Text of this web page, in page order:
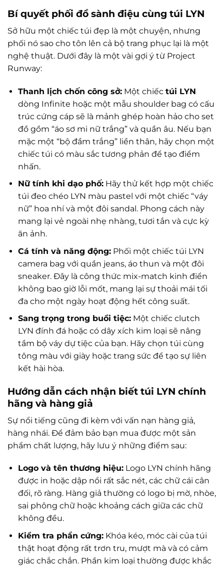
Bí quyết phối đồ sành điệu cùng túi LYN
Sở hữu một chiếc túi đẹp là một chuyện, nhưng
phối nó sao cho tôn lên cả bộ trang phục lại là một
nghệ thuật. Dưới đây là một vài gợi ý từ Project
Runway:
Thanh lịch chốn công sở:Một chiếc túi LYN
dòng Infinite hoặc một mẫu shoulder bag có cấu
trúc cứng cáp sẽ là mảnh ghép hoàn hảo cho set
đồ gồm “áo sơ mi nữ trắng” và quần âu. Nếu bạn
mặc một “bộ đầm trắng” liền thân, hãy chọn một
chiếc túi có màu sắc tương phản để tạo điểm
nhấn.
Nữ tính khi dạo phố:Hãy thử kết hợp một chiếc
túi đeo chéo LYN màu pastel với một chiếc “váy
nữ” hoa nhí và một đôi sandal. Phong cách này
mang lại vẻ ngoài nhẹ nhàng, tươi tắn và cực kỳ
ăn ảnh.
Cá tính và năng động:Phối một chiếc túi LYN
camera bag với quần jeans, áo thun và một đôi
sneaker. Đây là công thức mix-match kinh điển
không bao giờ lỗi mốt, mang lại sự thoải mái tối
đa cho một ngày hoạt động hết công suất.
Sang trọng trong buổi tiệc:Một chiếc clutch
LYN đính đá hoặc có dây xích kim loại sẽ nâng
tầm bộ váy dự tiệc của bạn. Hãy chọn túi cùng
tông màu với giày hoặc trang sức để tạo sự liên
kết hài hòa.
Hướng dẫn cách nhận biết túi LYN chính
hãng và hàng giả
Sự nổi tiếng cũng đi kèm với vấn nạn hàng giả,
hàng nhái. Để đảm bảo bạn mua được một sản
phẩm chất lượng, hãy lưu ý những điểm sau:
Logo và tên thương hiệu:Logo LYN chính hãng
được in hoặc dập nổi rất sắc nét, các chữ cái cân
đối, rõ ràng. Hàng giả thường có logo bị mờ, nhòe,
sai phông chữ hoặc khoảng cách giữa các chữ
không đều.
Kiểm tra phần cứng:Khóa kéo, móc cài của túi
thật hoạt động rất trơn tru, mượt mà và có cảm
giác chắc chắn. Phần kim loại thường được khắc